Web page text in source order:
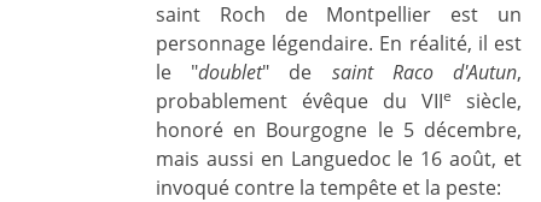
saint Roch de Montpellier est un
personnage légendaire. En réalité, il est
le "doublet" de saint Raco d'Autun,
probablement évêque du VIIe
siècle,
honoré en Bourgogne le 5 décembre,
mais aussi en Languedoc le 16 août, et
invoqué contre la tempête et la peste: